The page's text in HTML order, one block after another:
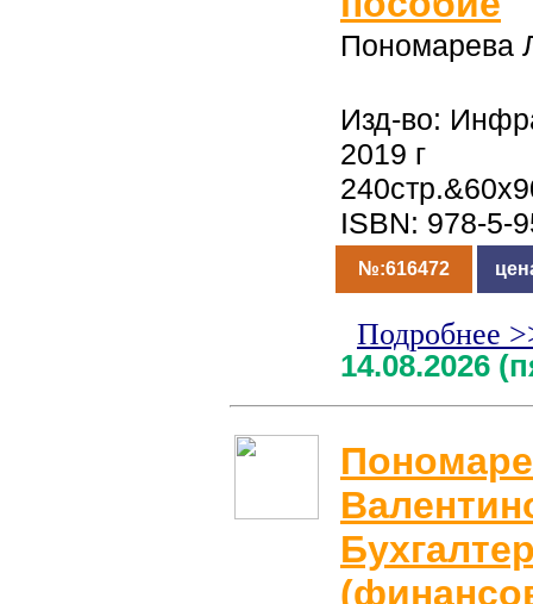
Пономарева
Изд-во:
2019 г
ISBN: 978-5-
№:616472
Подробнее
14.08.2026